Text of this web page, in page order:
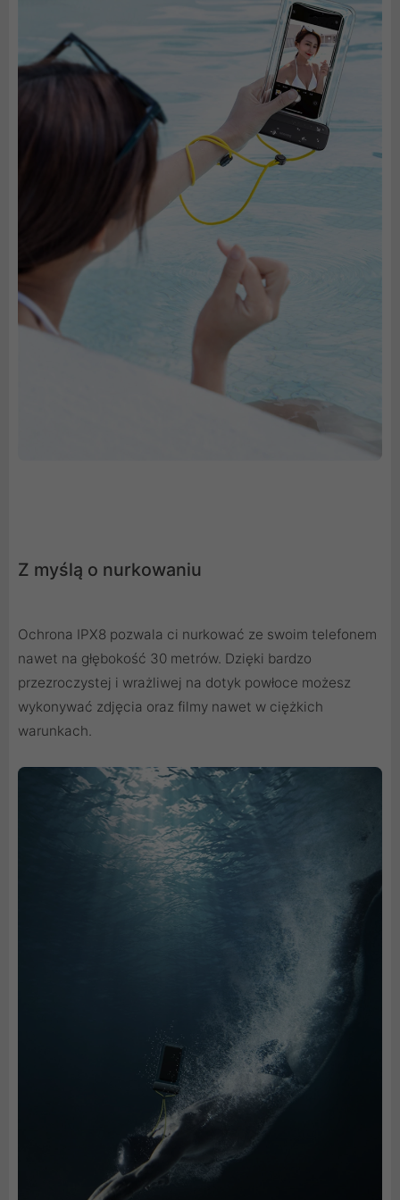
Z myślą o nurkowaniu
Ochrona IPX8 pozwala ci nurkować ze swoim telefonem
nawet na głębokość 30 metrów. Dzięki bardzo
przezroczystej i wrażliwej na dotyk powłoce możesz
wykonywać zdjęcia oraz filmy nawet w ciężkich
warunkach.